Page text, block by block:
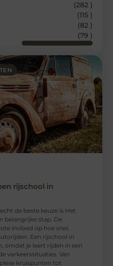
rijschool in
de beste keuze is Het
belangrijke stap. De
invloed op hoe snel,
Een rijschool in
omdat je leert rijden in een
verkeerssituaties. Van
kruispunten tot
(282 )
(115 )
(82 )
(79 )